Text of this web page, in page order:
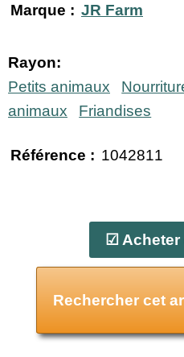
Marque : JR Farm
Rayon:
Petits animaux
animaux
Friandises
Référence : 1042811
☑ Acheter
Rechercher cet